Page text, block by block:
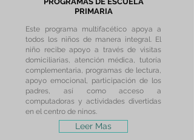
PRIMARIA
Este programa multifacético apoya a
todos los niños de manera integral. El
niño recibe apoyo a través de visitas
domiciliarias, atención médica, tutoría
complementaria, programas de lectura,
apoyo emocional, participación de los
padres, así como acceso a
computadoras y actividades divertidas
en el centro de ninos.
Leer Mas